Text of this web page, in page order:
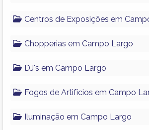
Centros de Exposições em
Chopperias em Campo Largo
DJ's em Campo Largo
Fogos de Artifícios em Campo
Iluminação em Campo Largo